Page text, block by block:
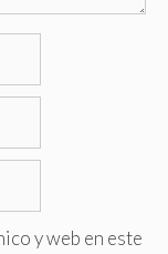
y web en este